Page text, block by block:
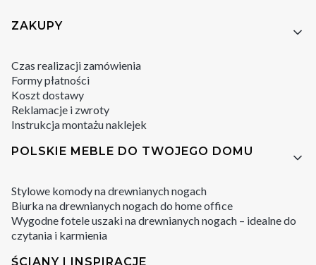
Linki w stopce
ZAKUPY
Czas realizacji zamówienia
Formy płatności
Koszt dostawy
Reklamacje i zwroty
Instrukcja montażu naklejek
POLSKIE MEBLE DO TWOJEGO DOMU
Stylowe komody na drewnianych nogach
Biurka na drewnianych nogach do home office
Wygodne fotele uszaki na drewnianych nogach – idealne do
czytania i karmienia
ŚCIANY I INSPIRACJE